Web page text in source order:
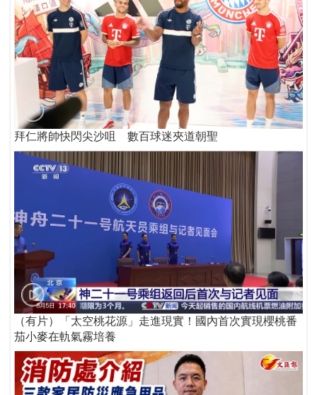
拜仁將帥快閃尖沙咀 數百球迷夾道朝聖
（有片）「太空桃花源」走進現實！國內首次實現櫻桃番
茄小麥在軌氣霧培養